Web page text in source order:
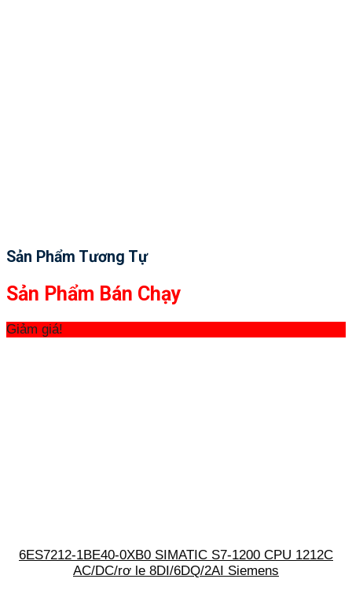
Sản Phẩm Tương Tự
Sản Phẩm Bán Chạy
Giảm giá!
6ES7212-1BE40-0XB0 SIMATIC S7-1200 CPU 1212C
AC/DC/rơ le 8DI/6DQ/2AI Siemens